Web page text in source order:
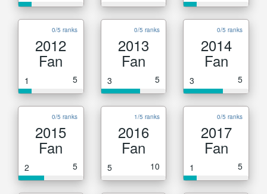
0/5 ranks
2012
Fan
1 5
0/5 ranks
2013
Fan
3 5
0/5 ranks
2014
Fan
3 5
0/5 ranks
2015
Fan
2 5
1/5 ranks
2016
Fan
5 10
0/5 ranks
2017
Fan
1 5